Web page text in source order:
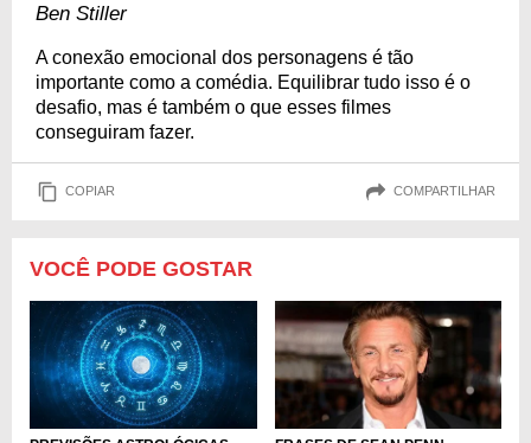
Ben Stiller
A conexão emocional dos personagens é tão
importante como a comédia. Equilibrar tudo isso é o
desafio, mas é também o que esses filmes
conseguiram fazer.
COPIAR COMPARTILHAR
VOCÊ PODE GOSTAR